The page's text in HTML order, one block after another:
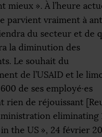
mieux ». À l’heure
parvient vraiment à
du secteur et de
la diminution des
Le souhait du
de l’USAID et le
de ses employé·es
rien de réjouissant
eliminating
the US », 24 février